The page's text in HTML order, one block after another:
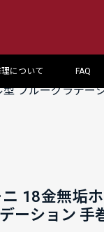
について FAQ
ブルーグラデー
18金無垢
ーション 手